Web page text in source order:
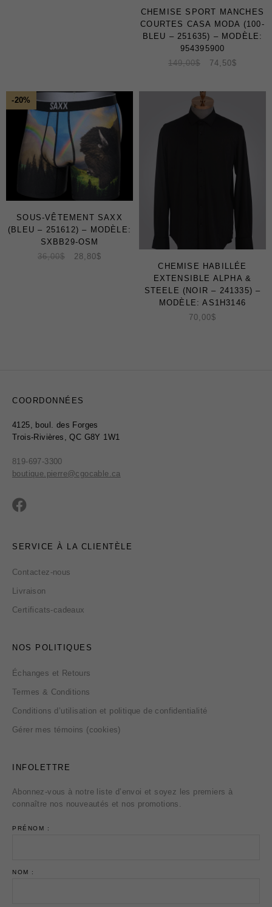
CHEMISE SPORT MANCHES
COURTES CASA MODA (100-
BLEU – 251635) – MODÈLE:
954395900
149,00$ 74,50$
-20%
SOUS-VÊTEMENT SAXX
(BLEU – 251612) – MODÈLE:
SXBB29-OSM
36,00$ 28,80$
CHEMISE HABILLÉE
EXTENSIBLE ALPHA &
STEELE (NOIR – 241335) –
MODÈLE: AS1H3146
70,00$
COORDONNÉES
4125, boul. des Forges
Trois-Rivières, QC G8Y 1W1
819-697-3300
boutique.pierre@cgocable.ca
SERVICE À LA CLIENTÈLE
Contactez-nous
Livraison
Certificats-cadeaux
NOS POLITIQUES
Échanges et Retours
Termes & Conditions
Conditions d’utilisation et politique de confidentialité
Gérer mes témoins (cookies)
INFOLETTRE
Abonnez-vous à notre liste d’envoi et soyez les premiers à
connaître nos nouveautés et nos promotions.
PRÉNOM :
NOM :